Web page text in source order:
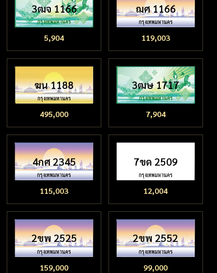
3ฒจ 1166
5,904
ฌศ 1166
119,003
ฆน 1188
495,000
3ฒษ 1717
7,904
4กศ 2345
115,003
7ขด 2509
12,004
2ขพ 2525
159,000
2ขพ 2552
99,000